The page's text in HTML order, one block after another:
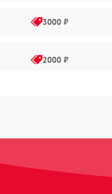
3000 ₽
2000 ₽